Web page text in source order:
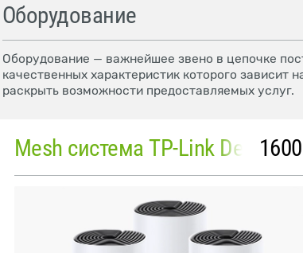
Оборудование
Оборудование — важнейшее звено в цепочке
качественных характеристик которого
раскрыть возможности предоставляемых услуг.